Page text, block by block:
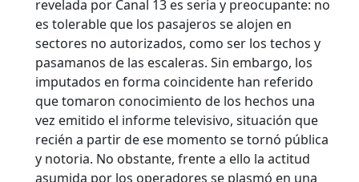
revelada por Canal 13 es seria y preocupante: no
es tolerable que los pasajeros se alojen en
sectores no autorizados, como ser los techos y
pasamanos de las escaleras. Sin embargo, los
imputados en forma coincidente han referido
que tomaron conocimiento de los hechos una
vez emitido el informe televisivo, situación que
recién a partir de ese momento se tornó pública
y notoria. No obstante, frente a ello la actitud
asumida por los operadores se plasmó en una